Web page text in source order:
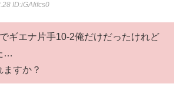
ID:iGAIifcs0
ギエナ片手10-2俺だけだったけれど
…
すか？